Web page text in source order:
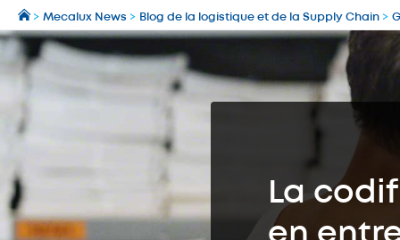
> Mecalux News > Blog de la logistique et de la Supply Chain >
La
en